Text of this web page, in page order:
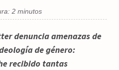
2 minutos
denuncia amenazas de
de género:
recibido tantas